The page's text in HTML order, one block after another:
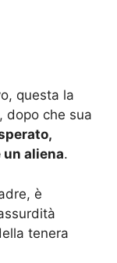
questa la
dopo che sua
aliena.
è
tenera